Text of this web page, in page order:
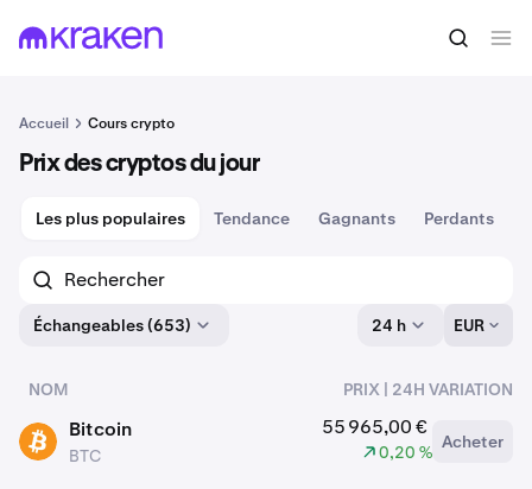
Accueil Cours crypto
Prix des cryptos du jour
Les plus populaires Tendance Gagnants Perdants
Échangeables (653) 24 h EUR
NOM PRIX | 24H VARIATION
BTC Bitcoin
BTC
55 965,00 €
0,20 %
Acheter